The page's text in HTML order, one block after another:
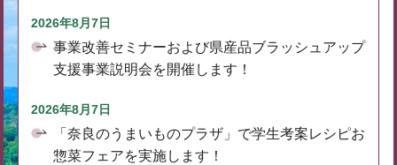
2026年8月7日
事業改善セミナーおよび県産品ブラッシュアップ
支援事業説明会を開催します！
2026年8月7日
「奈良のうまいものプラザ」で学生考案レシピお
惣菜フェアを実施します！